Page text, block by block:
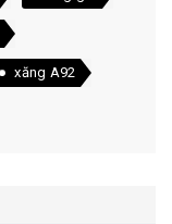
xăng A92